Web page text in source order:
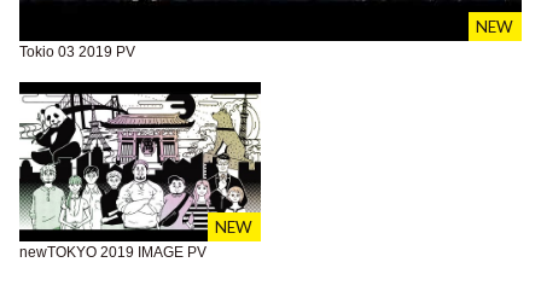
Tokio 03 2019 PV
newTOKYO 2019 IMAGE PV